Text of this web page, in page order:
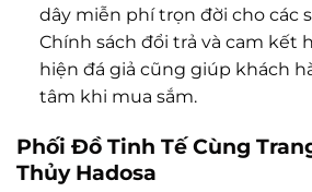
dây miễn phí trọn đời cho các
Chính sách đổi trả và cam kết
hiện đá giả cũng giúp khách
tâm khi mua sắm.
Phối Đồ Tinh Tế Cùng
Thủy Hadosa